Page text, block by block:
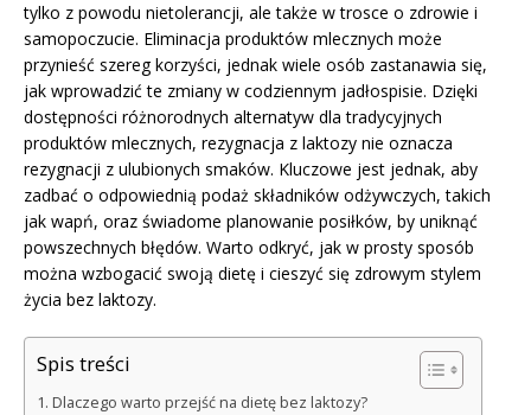
tylko z powodu nietolerancji, ale także w trosce o zdrowie i
samopoczucie. Eliminacja produktów mlecznych może
przynieść szereg korzyści, jednak wiele osób zastanawia się,
jak wprowadzić te zmiany w codziennym jadłospisie. Dzięki
dostępności różnorodnych alternatyw dla tradycyjnych
produktów mlecznych, rezygnacja z laktozy nie oznacza
rezygnacji z ulubionych smaków. Kluczowe jest jednak, aby
zadbać o odpowiednią podaż składników odżywczych, takich
jak wapń, oraz świadome planowanie posiłków, by uniknąć
powszechnych błędów. Warto odkryć, jak w prosty sposób
można wzbogacić swoją dietę i cieszyć się zdrowym stylem
życia bez laktozy.
Spis treści
Dlaczego warto przejść na dietę bez laktozy?